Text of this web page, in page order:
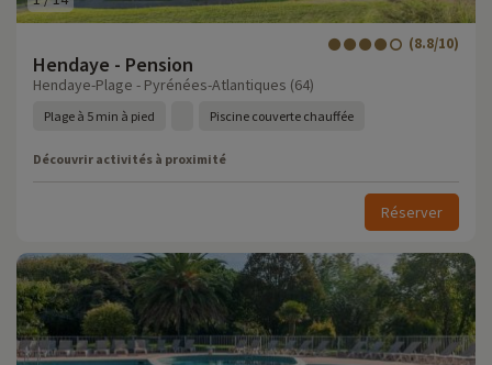
Hendaye - Pension
(8.8/10)
Hendaye-Plage - Pyrénées-Atlantiques (64)
Plage à 5 min à pied Piscine couverte chauffée
Découvrir activités à proximité
Réserver